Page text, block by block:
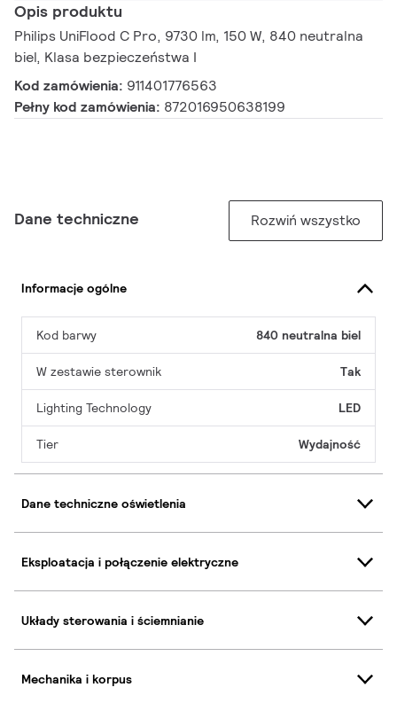
Opis produktu
Philips UniFlood C Pro, 9730 lm, 150 W, 840 neutralna
biel, Klasa bezpieczeństwa I
Kod zamówienia: 911401776563
Pełny kod zamówienia: 872016950638199
Dane techniczne Rozwiń wszystko
Informacje ogólne
Kod barwy 840 neutralna biel
W zestawie sterownik Tak
Lighting Technology LED
Tier Wydajność
Dane techniczne oświetlenia
Eksploatacja i połączenie elektryczne
Układy sterowania i ściemnianie
Mechanika i korpus